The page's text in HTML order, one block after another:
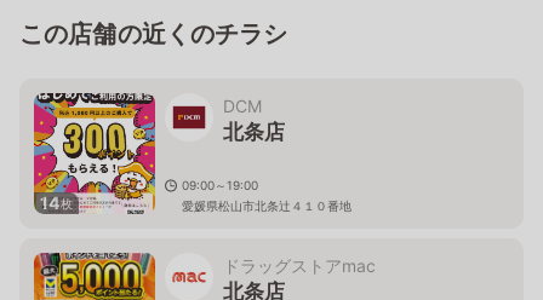
この店舗の近くのチラシ
14枚
DCM
北条店
09:00～19:00
愛媛県松山市北条辻４１０番地
ドラッグストアmac
北条店